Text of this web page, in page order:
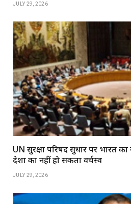
JULY 29, 2026
UN सुरक्षा परिषद सुधार पर भारत
देशों का नहीं हो सकता वर्चस्व
JULY 29, 2026